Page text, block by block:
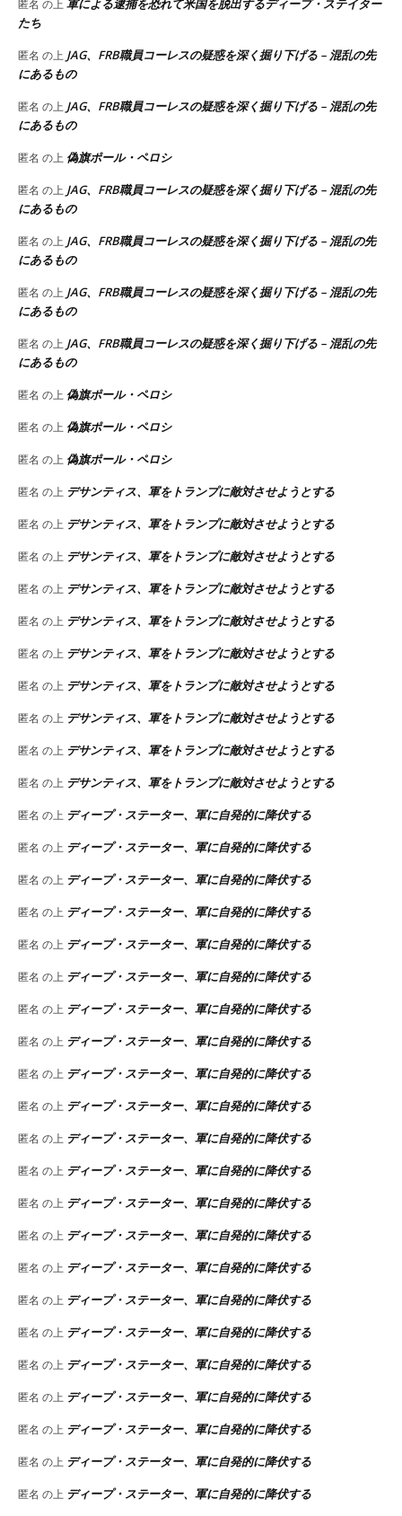
匿名 の上
たち
匿名 の上 JAG、FRB職員コーレスの疑惑を深く掘り下げる – 混乱の先
にあるもの
匿名 の上 JAG、FRB職員コーレスの疑惑を深く掘り下げる – 混乱の先
にあるもの
匿名 の上 偽旗ポール・ペロシ
匿名 の上 JAG、FRB職員コーレスの疑惑を深く掘り下げる – 混乱の先
にあるもの
匿名 の上 JAG、FRB職員コーレスの疑惑を深く掘り下げる – 混乱の先
にあるもの
匿名 の上 JAG、FRB職員コーレスの疑惑を深く掘り下げる – 混乱の先
にあるもの
匿名 の上 JAG、FRB職員コーレスの疑惑を深く掘り下げる – 混乱の先
にあるもの
匿名 の上 偽旗ポール・ペロシ
匿名 の上 偽旗ポール・ペロシ
匿名 の上 偽旗ポール・ペロシ
匿名 の上 デサンティス、軍をトランプに敵対させようとする
匿名 の上 デサンティス、軍をトランプに敵対させようとする
匿名 の上 デサンティス、軍をトランプに敵対させようとする
匿名 の上 デサンティス、軍をトランプに敵対させようとする
匿名 の上 デサンティス、軍をトランプに敵対させようとする
匿名 の上 デサンティス、軍をトランプに敵対させようとする
匿名 の上 デサンティス、軍をトランプに敵対させようとする
匿名 の上 デサンティス、軍をトランプに敵対させようとする
匿名 の上 デサンティス、軍をトランプに敵対させようとする
匿名 の上 デサンティス、軍をトランプに敵対させようとする
匿名 の上 ディープ・ステーター、軍に自発的に降伏する
匿名 の上 ディープ・ステーター、軍に自発的に降伏する
匿名 の上 ディープ・ステーター、軍に自発的に降伏する
匿名 の上 ディープ・ステーター、軍に自発的に降伏する
匿名 の上 ディープ・ステーター、軍に自発的に降伏する
匿名 の上 ディープ・ステーター、軍に自発的に降伏する
匿名 の上 ディープ・ステーター、軍に自発的に降伏する
匿名 の上 ディープ・ステーター、軍に自発的に降伏する
匿名 の上 ディープ・ステーター、軍に自発的に降伏する
匿名 の上 ディープ・ステーター、軍に自発的に降伏する
匿名 の上 ディープ・ステーター、軍に自発的に降伏する
匿名 の上 ディープ・ステーター、軍に自発的に降伏する
匿名 の上 ディープ・ステーター、軍に自発的に降伏する
匿名 の上 ディープ・ステーター、軍に自発的に降伏する
匿名 の上 ディープ・ステーター、軍に自発的に降伏する
匿名 の上 ディープ・ステーター、軍に自発的に降伏する
匿名 の上 ディープ・ステーター、軍に自発的に降伏する
匿名 の上 ディープ・ステーター、軍に自発的に降伏する
匿名 の上 ディープ・ステーター、軍に自発的に降伏する
匿名 の上 ディープ・ステーター、軍に自発的に降伏する
匿名 の上 ディープ・ステーター、軍に自発的に降伏する
匿名 の上 ディープ・ステーター、軍に自発的に降伏する